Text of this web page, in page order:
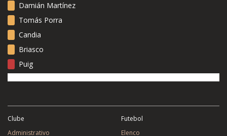
Damián Martínez
Tomás Porra
Candia
Briasco
Puig
Clube
Administrativo
Futebol
Elenco